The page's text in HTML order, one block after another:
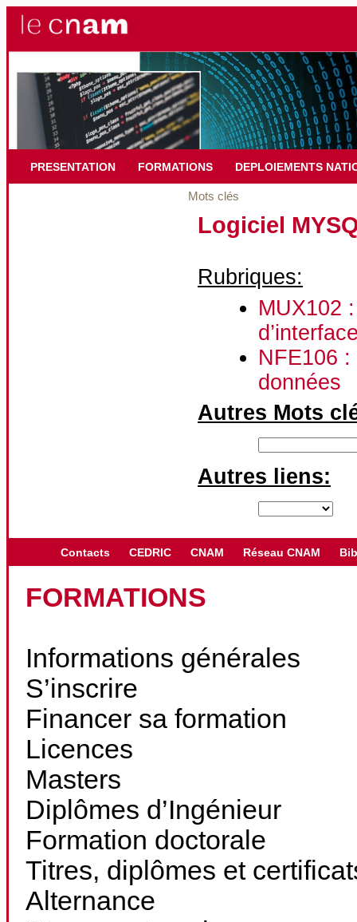
PRESENTATION FORMATIONS DEPLOIEMENTS
Mots clés
Logiciel
Rubriques:
MUX102
NFE106
données
Autres Mots
Autres liens:
Contacts CEDRIC CNAM Réseau CNAM
FORMATIONS
Informations générales
S’inscrire
Financer sa formation
Licences
Masters
Diplômes d’Ingénieur
Formation doctorale
Titres, diplômes et
Alternance